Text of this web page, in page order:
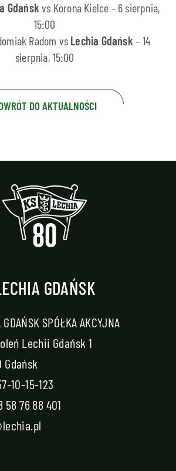
Gdańsk vs Korona Kielce – 6 sierpnia,
15:00
Radom vs Lechia Gdańsk – 14
sierpnia, 15:00
DO AKTUALNOŚCI
GDAŃSK
SPÓŁKA AKCYJNA
Lechii Gdańsk 1
10-15-123
58 76 88 401